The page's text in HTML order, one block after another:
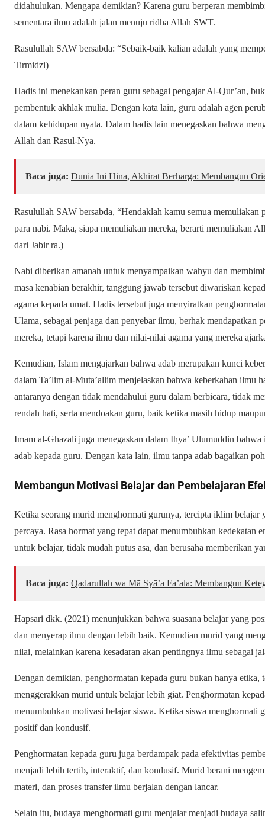
didahulukan. Mengapa demikian? Karena guru berperan
sementara ilmu adalah jalan menuju ridha Allah SWT.
Rasulullah SAW bersabda: “Sebaik-baik kalian adalah yang
Tirmidzi)
Hadis ini menekankan peran guru sebagai pengajar Al-Qur’an,
pembentuk akhlak mulia. Dengan kata lain, guru adalah agen
dalam kehidupan nyata. Dalam hadis lain menegaskan bahwa
Allah dan Rasul-Nya.
Baca juga: Dunia Ini Hina, Akhirat Berharga: Membangun
Rasulullah SAW bersabda, “Hendaklah kamu semua memuliakan
para nabi. Maka, siapa memuliakan mereka, berarti memuliakan
dari Jabir ra.)
Nabi diberikan amanah untuk menyampaikan wahyu dan
masa kenabian berakhir, tanggung jawab tersebut diwariskan
agama kepada umat. Hadis tersebut juga menyiratkan
Ulama, sebagai penjaga dan penyebar ilmu, berhak mendapatkan
mereka, tetapi karena ilmu dan nilai-nilai agama yang mereka
Kemudian, Islam mengajarkan bahwa adab merupakan kunci
dalam Ta’lim al-Muta’allim menjelaskan bahwa keberkahan ilmu
antaranya dengan tidak mendahului guru dalam berbicara, tidak
rendah hati, serta mendoakan guru, baik ketika masih hidup
Imam al-Ghazali juga menegaskan dalam Ihya’ Ulumuddin
adab kepada guru. Dengan kata lain, ilmu tanpa adab bagaikan
Membangun Motivasi Belajar dan Pembelajaran
Ketika seorang murid menghormati gurunya, tercipta iklim belajar
percaya. Rasa hormat yang tepat dapat menumbuhkan kedekatan
untuk belajar, tidak mudah putus asa, dan berusaha memberikan
Baca juga: Qadarullah wa Mā Syā’a Fa’ala: Membangun
Hapsari dkk. (2021) menunjukkan bahwa suasana belajar yang
dan menyerap ilmu dengan lebih baik. Kemudian murid yang
nilai, melainkan karena kesadaran akan pentingnya ilmu sebagai
Dengan demikian, penghormatan kepada guru bukan hanya etika,
menggerakkan murid untuk belajar lebih giat. Penghormatan
menumbuhkan motivasi belajar siswa. Ketika siswa menghormati
positif dan kondusif.
Penghormatan kepada guru juga berdampak pada efektivitas
menjadi lebih tertib, interaktif, dan kondusif. Murid berani
materi, dan proses transfer ilmu berjalan dengan lancar.
Selain itu, budaya menghormati guru menjalar menjadi budaya